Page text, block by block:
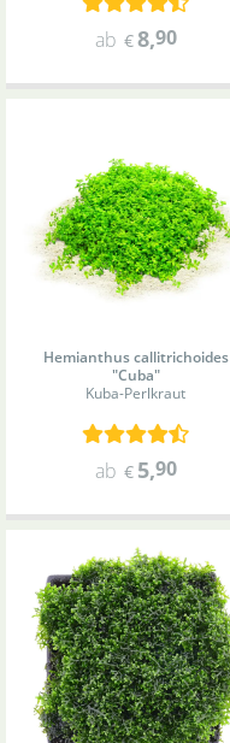
ab €8,90
Hemianthus callitrichoides
"Cuba"
Kuba-Perlkraut
ab € 5,90